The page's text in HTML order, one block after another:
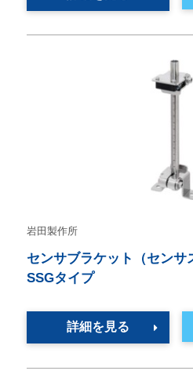
岩田製作所
センサブラケット（センサ
SSGタイプ
詳細を見る